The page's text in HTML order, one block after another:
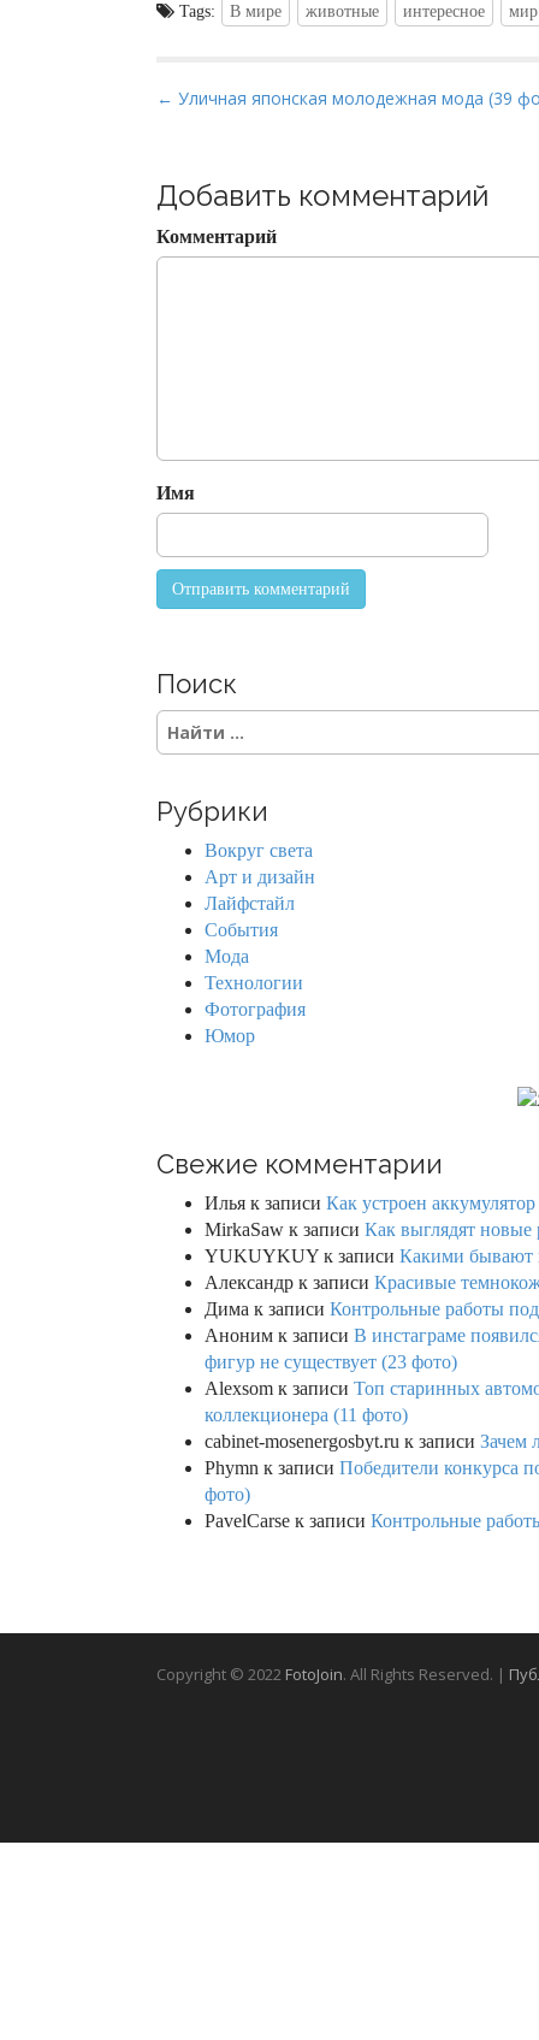
Tags: В мире животные интересное мир
P
t
n
a
n
← Уличная японская молодежная мода (39
Добавить комментарий
Комментарий
Имя
Поиск
S
c
Рубрики
Вокруг света
Арт и дизайн
Лайфстайл
События
Мода
Технологии
Фотография
Юмор
Свежие комментарии
Илья к записи Как устроен
MirkaSaw к записи Как выглядят новые
YUKUYKUY к записи Какими бывают
Александр к записи Красивые
Дима к записи Контрольные работы
Аноним к записи В инстаграме
фигур не существует (23 фото)
Alexsom к записи Топ старинных
коллекционера (11 фото)
cabinet-mosenergosbyt.ru к записи Зачем
Phymn к записи Победители конкурса
фото)
PavelCarse к записи Контрольные
Copyright © 2022 FotoJoin. All Rights Reserved. |